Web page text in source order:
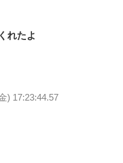
れたよ
) 17:23:44.57